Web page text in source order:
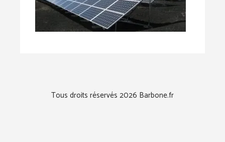
Tous droits réservés 2026 Barbone.fr